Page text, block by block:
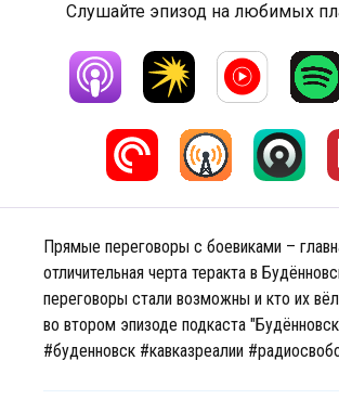
Слушайте эпизод на любимых
Прямые переговоры с боевиками –
отличительная черта теракта в
переговоры стали возможны и кто их
во втором эпизоде подкаста
#буденновск #кавказреалии